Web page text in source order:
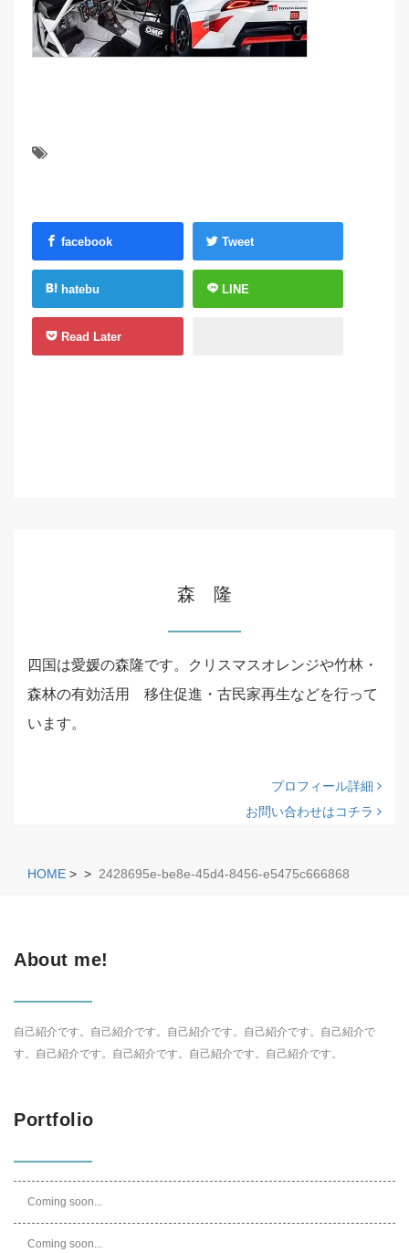
facebook Tweet
hatebu LINE
Read Later
森 隆
四国は愛媛の森隆です。クリスマスオレンジや竹林・
森林の有効活用 移住促進・古民家再生などを行って
います。
プロフィール詳細
お問い合わせはコチラ
HOME > > 2428695e-be8e-45d4-8456-e5475c666868
About me!
自己紹介です。自己紹介です。自己紹介です。自己紹介です。自己紹介で
す。自己紹介です。自己紹介です。自己紹介です。自己紹介です。
Portfolio
Coming soon...
Coming soon...